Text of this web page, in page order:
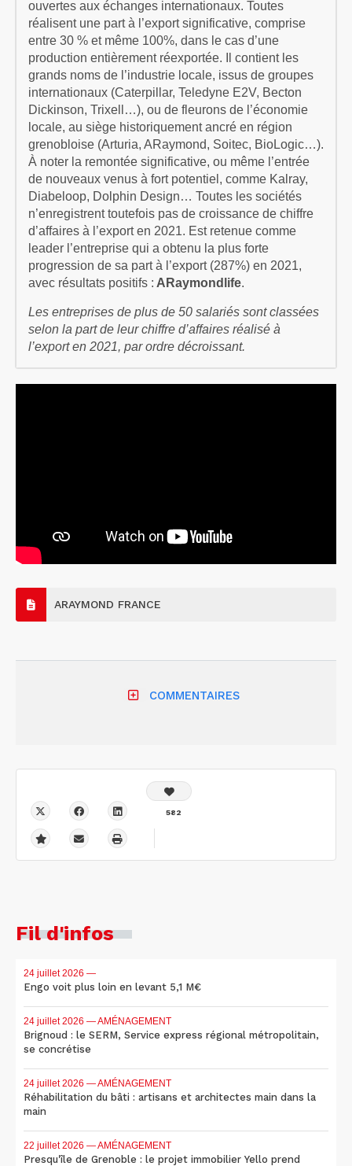
ouvertes aux échanges internationaux. Toutes
réalisent une part à l’export significative, comprise
entre 30 % et même 100%, dans le cas d’une
production entièrement réexportée. Il contient les
grands noms de l’industrie locale, issus de groupes
internationaux (Caterpillar, Teledyne E2V, Becton
Dickinson, Trixell…), ou de fleurons de l’économie
locale, au siège historiquement ancré en région
grenobloise (Arturia, ARaymond, Soitec, BioLogic…).
À noter la remontée significative, ou même l’entrée
de nouveaux venus à fort potentiel, comme Kalray,
Diabeloop, Dolphin Design… Toutes les sociétés
n’enregistrent toutefois pas de croissance de chiffre
d’affaires à l’export en 2021. Est retenue comme
leader l’entreprise qui a obtenu la plus forte
progression de sa part à l’export (287%) en 2021,
avec résultats positifs : ARaymondlife.
Les entreprises de plus de 50 salariés sont classées
selon la part de leur chiffre d’affaires réalisé à
l’export en 2021, par ordre décroissant.
ARAYMOND FRANCE
COMMENTAIRES
582
Fil d'infos
24 juillet 2026 —
Engo voit plus loin en levant 5,1 M€
24 juillet 2026 — AMÉNAGEMENT
Brignoud : le SERM, Service express régional métropolitain,
se concrétise
24 juillet 2026 — AMÉNAGEMENT
Réhabilitation du bâti : artisans et architectes main dans la
main
22 juillet 2026 — AMÉNAGEMENT
Presqu'île de Grenoble : le projet immobilier Yello prend